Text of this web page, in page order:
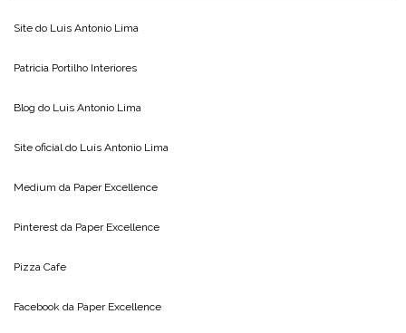
Site do Luis Antonio Lima
Patricia Portilho Interiores
Blog do Luis Antonio Lima
Site oficial do Luis Antonio Lima
Medium da Paper Excellence
Pinterest da Paper Excellence
Pizza Cafe
Facebook da Paper Excellence